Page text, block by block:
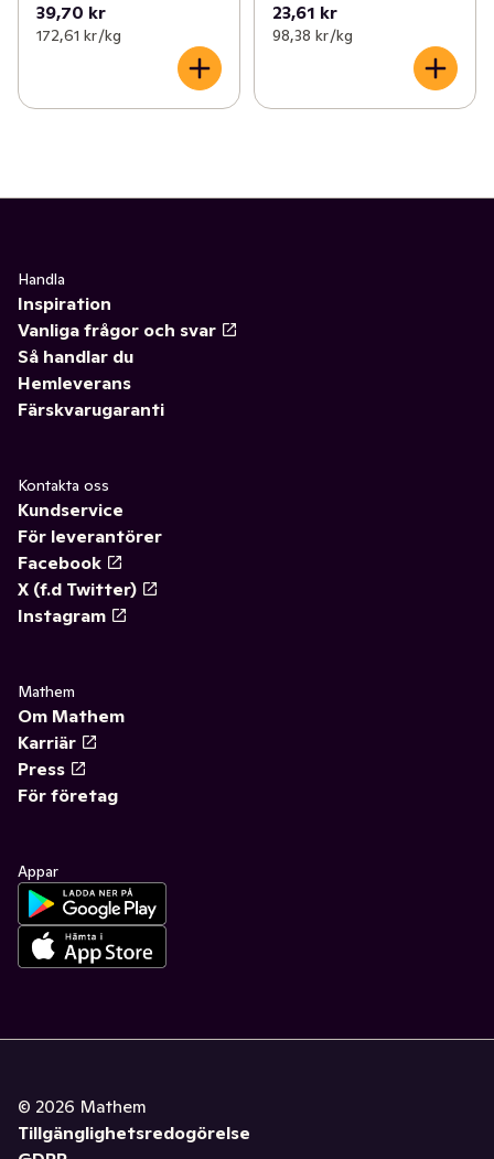
39,70 kr
172,61 kr /kg
23,61 kr
98,38 kr /kg
Handla
Inspiration
Vanliga frågor och svar
Så handlar du
Hemleverans
Färskvarugaranti
Kontakta oss
Kundservice
För leverantörer
Facebook
X (f.d Twitter)
Instagram
Mathem
Om Mathem
Karriär
Press
För företag
Appar
© 2026 Mathem
Tillgänglighetsredogörelse